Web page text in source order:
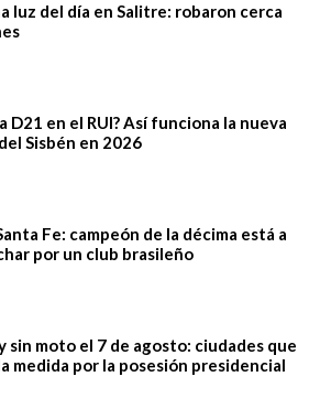
luz del día en Salitre: robaron cerca
D21 en el RUI? Así funciona la nueva
Sisbén en 2026
Fe: campeón de la décima está a
por un club brasileño
sin moto el 7 de agosto: ciudades que
medida por la posesión presidencial